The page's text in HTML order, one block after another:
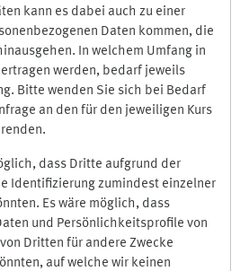
kann es dabei auch zu einer
Daten kommen, die
In welchem Umfang in
werden, bedarf jeweils
Bitte wenden Sie sich bei Bedarf
an den für den jeweiligen Kurs
dass Dritte aufgrund der
Identifizierung zumindest einzelner
Es wäre möglich, dass
und Persönlichkeitsprofile von
Dritten für andere Zwecke
auf welche wir keinen